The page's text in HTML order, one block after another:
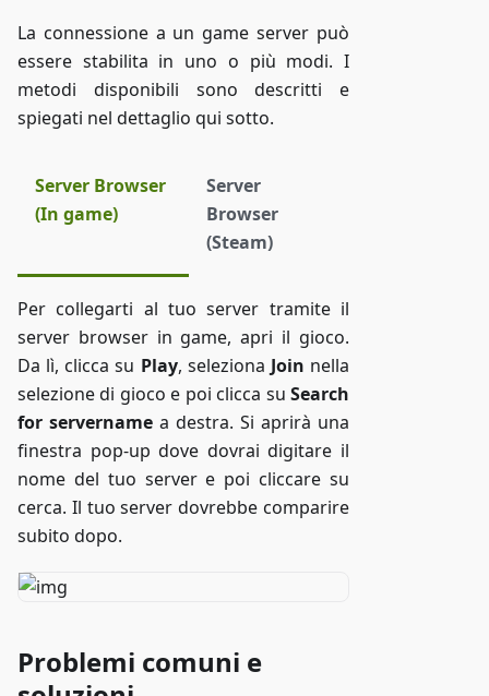
La connessione a un game server può
essere stabilita in uno o più modi. I
metodi disponibili sono descritti e
spiegati nel dettaglio qui sotto.
Server Browser
(In game)
Server
Browser
(Steam)
Per collegarti al tuo server tramite il
server browser in game, apri il gioco.
Da lì, clicca su Play, seleziona Join nella
selezione di gioco e poi clicca su Search
for servername a destra. Si aprirà una
finestra pop-up dove dovrai digitare il
nome del tuo server e poi cliccare su
cerca. Il tuo server dovrebbe comparire
subito dopo.
Problemi comuni e